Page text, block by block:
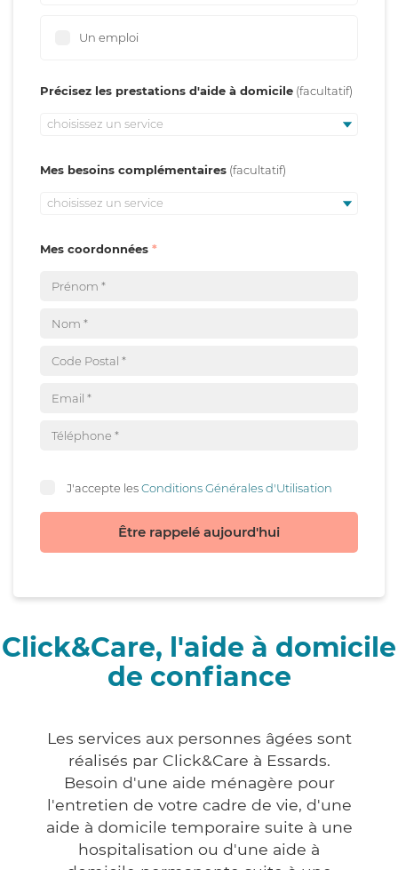
Un emploi
Précisez les prestations d'aide à domicile
choisissez un service
Mes besoins complémentaires
choisissez un service
Mes coordonnées
J'accepte lesConditions Générales d'Utilisation
Être rappelé aujourd'hui
Click&Care, l'aide à domicile
de confiance
Les services aux personnes âgées sont
réalisés par Click&Care à Essards.
Besoin d'une aide ménagère pour
l'entretien de votre cadre de vie, d'une
aide à domicile temporaire suite à une
hospitalisation ou d'une aide à